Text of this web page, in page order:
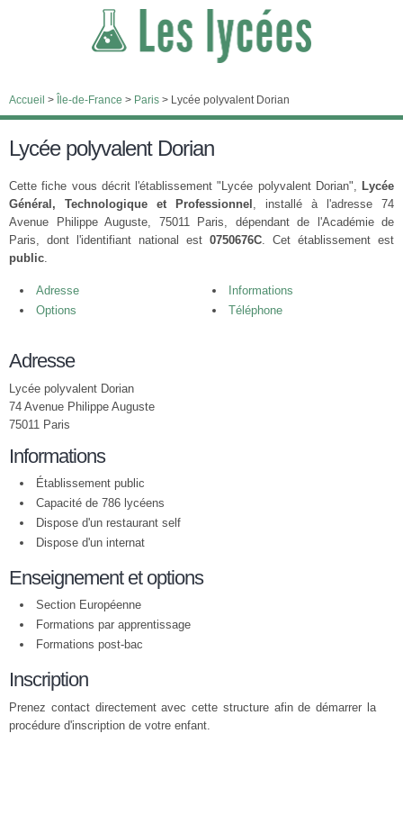
Accueil > Île-de-France > Paris > Lycée polyvalent Dorian
Lycée polyvalent Dorian
Cette fiche vous décrit l'établissement "Lycée polyvalent Dorian", Lycée
Général, Technologique et Professionnel , installé à l'adresse 74
Avenue Philippe Auguste, 75011 Paris, dépendant de l'Académie de
Paris, dont l'identifiant national est 0750676C. Cet établissement est
public.
Adresse
Informations
Options
Téléphone
Adresse
Lycée polyvalent Dorian
74 Avenue Philippe Auguste
75011 Paris
Informations
Établissement public
Capacité de 786 lycéens
Dispose d'un restaurant self
Dispose d'un internat
Enseignement et options
Section Européenne
Formations par apprentissage
Formations post-bac
Inscription
Prenez contact directement avec cette structure afin de démarrer la
procédure d'inscription de votre enfant.